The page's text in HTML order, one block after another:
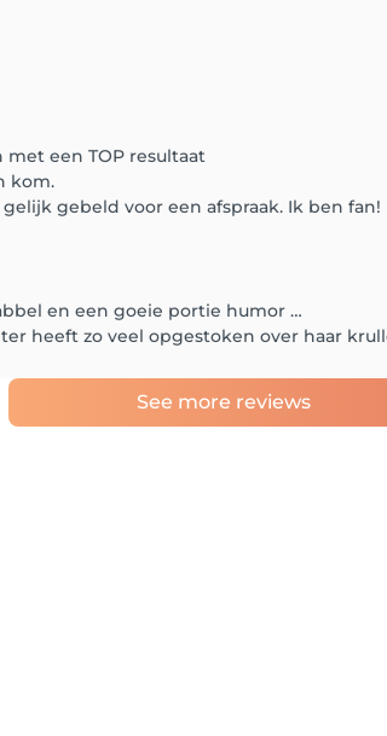
een TOP resultaat
kom.
gebeld voor een afspraak. Ik ben fan!
en een goeie portie humor …
heeft zo veel opgestoken over haar
See more reviews